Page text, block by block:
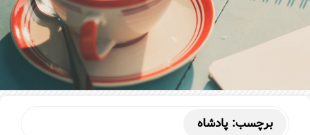
برچسب: پادشاه